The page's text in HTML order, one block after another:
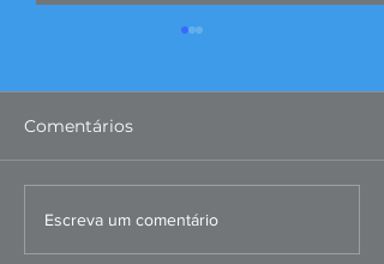
FIERGS: corte da Selic é
positivo, mas
Comentários
Escreva um comentário